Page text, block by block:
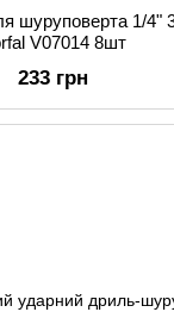
шуруповерта 1/4"
V07014 8шт
233 грн